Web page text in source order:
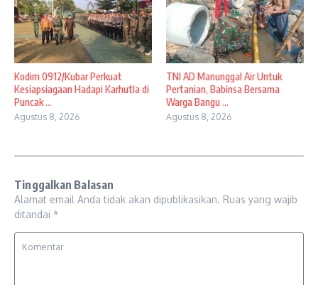
Kodim 0912/Kubar Perkuat
Kesiapsiagaan Hadapi Karhutla di
Puncak ...
Agustus 8, 2026
TNI AD Manunggal Air Untuk
Pertanian, Babinsa Bersama
Warga Bangu ...
Agustus 8, 2026
Tinggalkan Balasan
Alamat email Anda tidak akan dipublikasikan. Ruas yang wajib
ditandai *